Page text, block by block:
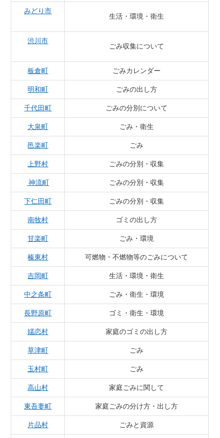
みどり市
生活・環境・衛生
渋川市
ごみ収集について
板倉町 ごみカレンダー
明和町 ごみの出し方
千代田町 ごみの分別について
大泉町 ごみ・衛生
邑楽町 ごみ
上野村 ごみの分別・収集
神流町 ごみの分別・収集
下仁田町 ごみの分別・収集
南牧村 ゴミの出し方
甘楽町 ごみ・環境
榛東村 可燃物・不燃物等のごみについて
吉岡町 生活・環境・衛生
中之条町 ごみ・衛生・環境
長野原町 ゴミ・衛生・環境
嬬恋村 家庭のゴミの出し方
草津町 ごみ
玉村町 ごみ
高山村 家庭ごみに関して
東吾妻町 家庭ごみの分け方・出し方
片品村 ごみと資源